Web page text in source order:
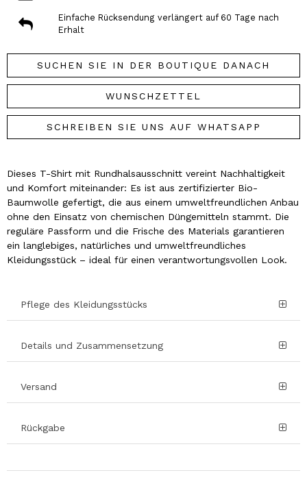
Einfache Rücksendung verlängert auf 60 Tage nach
Erhalt
SUCHEN SIE IN DER BOUTIQUE DANACH
WUNSCHZETTEL
SCHREIBEN SIE UNS AUF WHATSAPP
Dieses T-Shirt mit Rundhalsausschnitt vereint Nachhaltigkeit
und Komfort miteinander: Es ist aus zertifizierter Bio-
Baumwolle gefertigt, die aus einem umweltfreundlichen Anbau
ohne den Einsatz von chemischen Düngemitteln stammt. Die
reguläre Passform und die Frische des Materials garantieren
ein langlebiges, natürliches und umweltfreundliches
Kleidungsstück – ideal für einen verantwortungsvollen Look.
Pflege des Kleidungsstücks
Details und Zusammensetzung
Versand
Rückgabe